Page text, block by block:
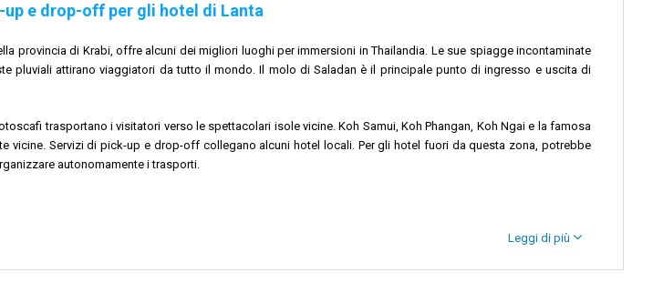
e drop-off per gli hotel di Lanta
provincia di Krabi, offre alcuni dei migliori luoghi per immersioni in Thailandia. Le sue spiagge incontaminate
pluviali attirano viaggiatori da tutto il mondo. Il molo di Saladan è il principale punto di ingresso e uscita di
trasportano i visitatori verso le spettacolari isole vicine. Koh Samui, Koh Phangan, Koh Ngai e la famosa
vicine. Servizi di pick-up e drop-off collegano alcuni hotel locali. Per gli hotel fuori da questa zona, potrebbe
autonomamente i trasporti.
Leggi di più